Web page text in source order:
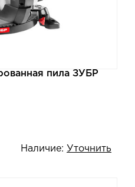
пила ЗУБР
Наличие: Уточнить